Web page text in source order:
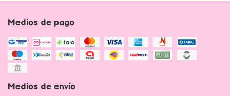
Medios de pago
Medios de envío